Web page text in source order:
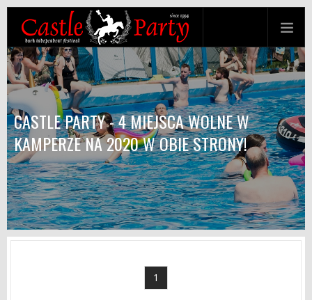
CASTLE PARTY - 4 MIEJSCA WOLNE W
KAMPERZE NA 2020 W OBIE STRONY!
1